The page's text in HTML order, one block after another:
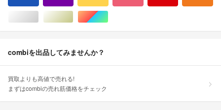
シルバー/銀色系ゴールド/金色系マルチカラー
combiを出品してみませんか？
買取よりも高値で売れる!
まずはcombiの売れ筋価格をチェック